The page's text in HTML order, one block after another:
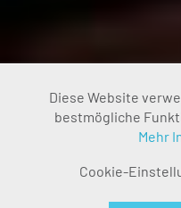
Funktionale
Diese Website
bestmögliche
Mehr
Cookie-